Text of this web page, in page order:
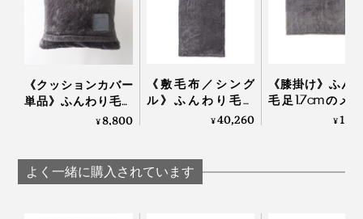
ロー」本体に使い始めの日時を記入できます。
《クッションカバー
単品》ふんわり毛足
2cmのメリノウール
ションカバー」｜
LOOM & SPOOL ルー
¥8,800
《敷毛布／シング
ル》ふんわり毛足
1.7cmのメリノウー
毛布」｜LOOM &
SPOOL ルームアンド
¥40,260
《膝掛け》ふん
毛足1.7cmのメ
ウールが気持
¥
よく一緒に購入されています